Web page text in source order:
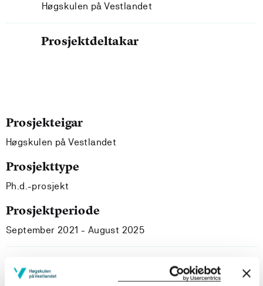
Høgskulen på Vestlandet
Prosjektdeltakar
Prosjekteigar
Høgskulen på Vestlandet
Prosjekttype
Ph.d.-prosjekt
Prosjektperiode
September 2021 - August 2025
Prosjektsamandrag